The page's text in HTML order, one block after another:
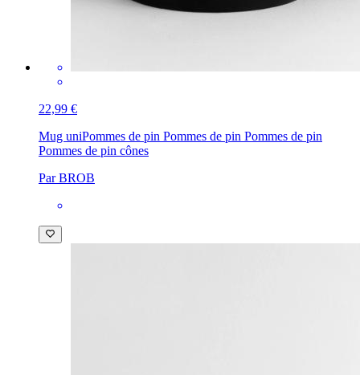
22,99 €
Mug uniPommes de pin Pommes de pin Pommes de pin
Pommes de pin cônes
Par BROB